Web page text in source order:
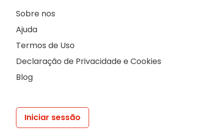
Sobre nos
Ajuda
Termos de Uso
Declaração de Privacidade e Cookies
Blog
Iniciar sessão